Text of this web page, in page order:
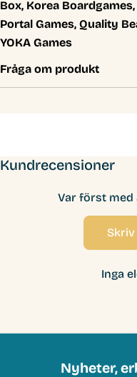
Box, Korea
Portal Games, Quality
YOKA Games
Fråga om produkt
Kundrecensioner
Var först med
Skriv
Inga
Nyheter,